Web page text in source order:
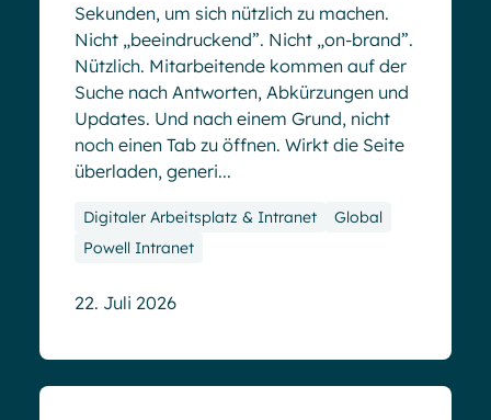
Sekunden, um sich nützlich zu machen.
Nicht „beeindruckend”. Nicht „on-brand”.
Nützlich. Mitarbeitende kommen auf der
Suche nach Antworten, Abkürzungen und
Updates. Und nach einem Grund, nicht
noch einen Tab zu öffnen. Wirkt die Seite
überladen, generi...
Digitaler Arbeitsplatz & Intranet
Global
Powell Intranet
22. Juli 2026